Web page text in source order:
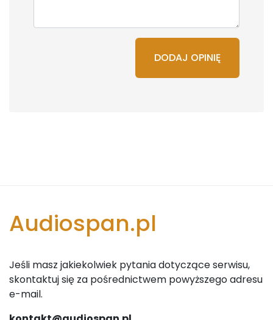
DODAJ OPINIĘ
Audiospan.pl
Jeśli masz jakiekolwiek pytania dotyczące serwisu,
skontaktuj się za pośrednictwem powyższego adresu
e-mail.